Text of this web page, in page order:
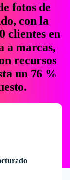
fotos de
con la
clientes en
a marcas,
recursos
un 76 %